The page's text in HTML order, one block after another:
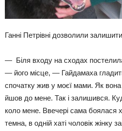
Ганні Петрівні дозволили
— Біля входу на сходах
— його місце, — Гайдамаха
спочатку жив у моєї мами. Як
йшов до мене. Так і залишився.
коло мене. Ввечері сама боялася
темна, в одній хаті ­чоловік жінку